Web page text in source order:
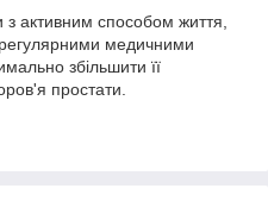
активним способом життя,
медичними
збільшити її
простати.